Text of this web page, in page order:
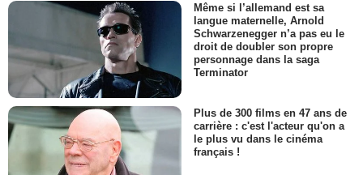
Même si l’allemand est sa
langue maternelle, Arnold
Schwarzenegger n’a pas eu le
droit de doubler son propre
personnage dans la saga
Terminator
Plus de 300 films en 47 ans de
carrière : c'est l'acteur qu'on a
le plus vu dans le cinéma
français !